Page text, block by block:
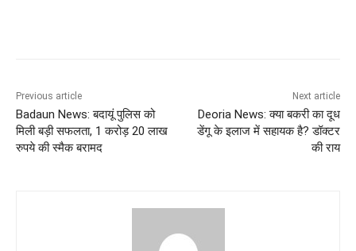
Previous article
Badaun News: बदायूं पुलिस को
मिली बड़ी सफलता, 1 करोड़ 20 लाख
रुपये की स्मैक बरामद
Next article
Deoria News: क्या बकरी का दूध
डेंगू के इलाज में सहायक है? डॉक्टर
की राय